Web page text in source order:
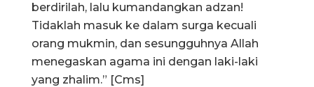
berdirilah, lalu kumandangkan adzan!
Tidaklah masuk ke dalam surga kecuali
orang mukmin, dan sesungguhnya Allah
menegaskan agama ini dengan laki-laki
yang zhalim.” [Cms]